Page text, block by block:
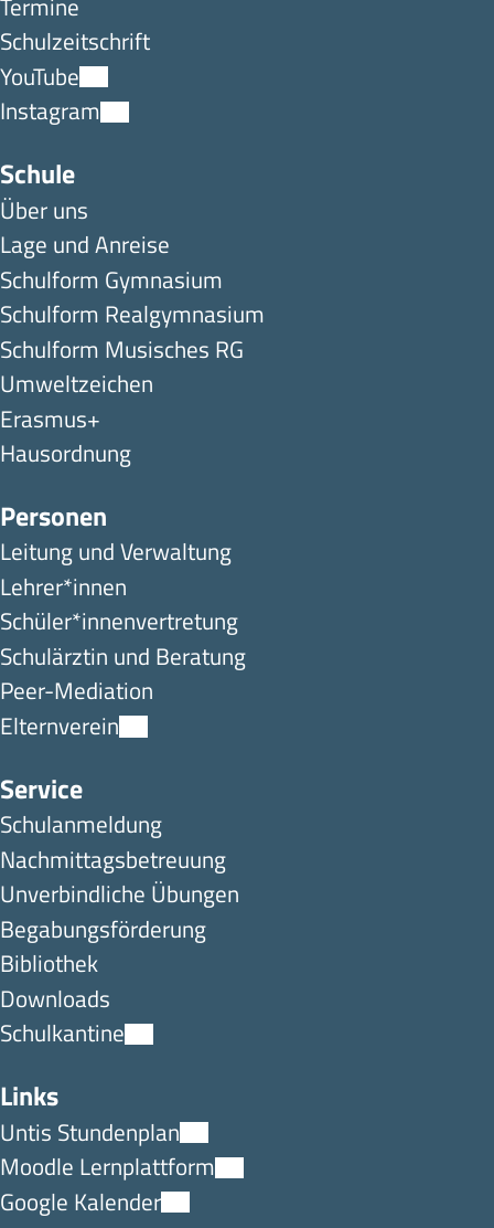
Schulzeitschrift
YouTube
Instagram
Schule
Über uns
Lage und Anreise
Schulform Gymnasium
Schulform Realgymnasium
Schulform Musisches RG
Umweltzeichen
Erasmus+
Hausordnung
Personen
Leitung und Verwaltung
Lehrer*innen
Schüler*innen­ver­tretung
Schulärztin und Beratung
Peer-Mediation
Elternverein
Service
Schulanmeldung
Nachmittagsbetreuung
Unverbindliche Übungen
Begabungsförderung
Bibliothek
Downloads
Schulkantine
Links
Untis Stundenplan
Moodle Lernplattform
Google Kalender